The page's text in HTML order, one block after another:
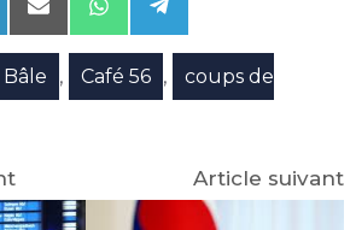
Share
on
Email
Share
on
WhatsApp
Share
on
Telegram
Bâle , Café 56 ,
coups de
Article suivant